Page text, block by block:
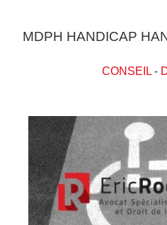
MDPH HANDICAP
CONSEIL-